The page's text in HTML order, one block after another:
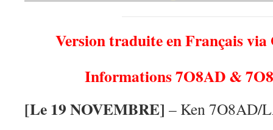
Version traduite en Français via
Informations 7O8AD &
[Le 19 NOVEMBRE] – Ken 7O8AD/